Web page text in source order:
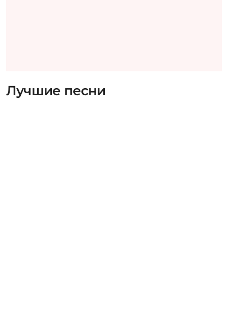
Лучшие песни